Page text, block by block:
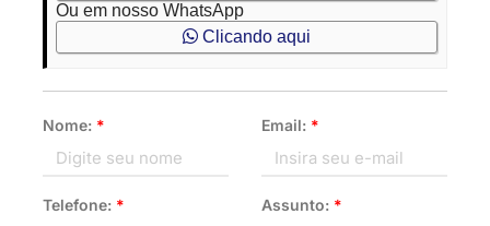
Ou em nosso WhatsApp
Clicando aqui
Nome: * Email: *
Telefone: * Assunto: *